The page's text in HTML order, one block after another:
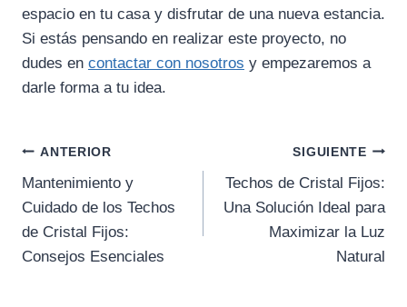
espacio en tu casa y disfrutar de una nueva estancia.
Si estás pensando en realizar este proyecto, no
dudes en contactar con nosotros y empezaremos a
darle forma a tu idea.
Navegación
de
entradas
ANTERIOR
Mantenimiento y
Cuidado de los Techos
de Cristal Fijos:
Consejos Esenciales
SIGUIENTE
Techos de Cristal Fijos:
Una Solución Ideal para
Maximizar la Luz
Natural